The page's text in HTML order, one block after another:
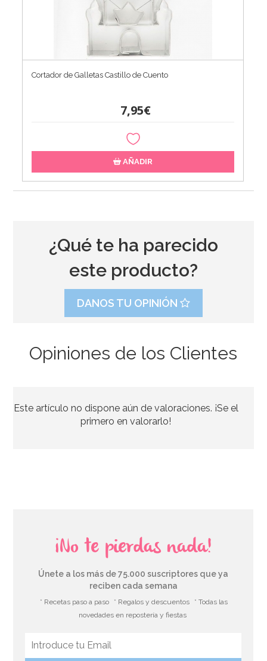
Cortador de Galletas Castillo de Cuento
7,95€
AÑADIR
14,90€
¿Qué te ha parecido
este producto?
DANOS TU OPINIÓN
Opiniones de los Clientes
Este artículo no dispone aún de valoraciones. ¡Se el
primero en valorarlo!
¡No te pierdas nada!
Únete a los más de 75.000 suscriptores que ya
reciben cada semana
* Recetas paso a paso * Regalos y descuentos
* Todas las
novedades en repostería y fiestas